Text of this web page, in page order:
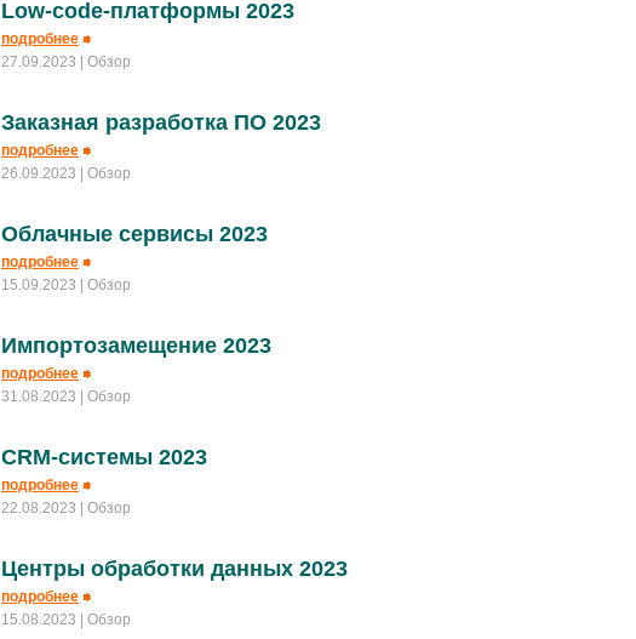
Low-code-платформы 2023
подробнее
27.09.2023
| Обзор
Заказная разработка ПО 2023
подробнее
26.09.2023
| Обзор
Облачные сервисы 2023
подробнее
15.09.2023
| Обзор
Импортозамещение 2023
подробнее
31.08.2023
| Обзор
CRM-системы 2023
подробнее
22.08.2023
| Обзор
Центры обработки данных 2023
подробнее
15.08.2023
| Обзор